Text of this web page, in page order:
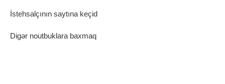
İstehsalçının saytına keçid
Digər noutbuklara baxmaq